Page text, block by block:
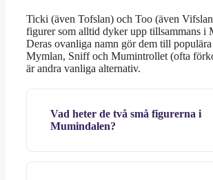
Ticki (även Tofslan) och Too (även
figurer som alltid dyker upp tillsammans i
Deras ovanliga namn gör dem till populära
Mymlan, Sniff och Mumintrollet (ofta
är andra vanliga alternativ.
Vad heter de två små figurerna i
Mumindalen?